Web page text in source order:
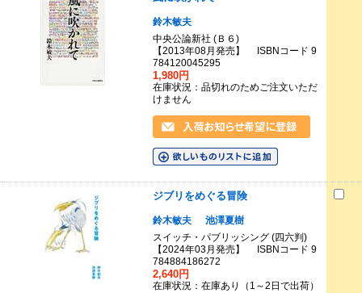
鈴木敏夫
中央公論新社 (Ｂ６)
【2013年08月発売】 ISBNコード 9
784120045295
1,980円
在庫状況：品切れのためご注文いただ
けません
ジブリをめぐる冒険
鈴木敏夫
池澤夏樹
スイッチ・パブリッシング (四六判)
【2024年03月発売】 ISBNコード 9
784884186272
2,640円
在庫状況：在庫あり（1～2日で出荷）